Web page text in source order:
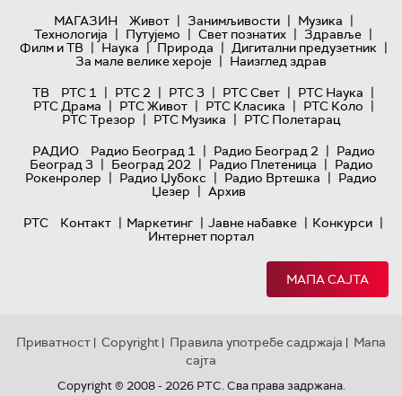
МАГАЗИН
Живот | Занимљивости | Музика |
Технологијa | Путујемо | Свет познатих | Здравље |
Филм и ТВ | Наука | Природа | Дигитални предузетник |
За мале велике хероје | Наизглед здрав
ТВ
РТС 1 | РТС 2 | РТС 3 | РТС Свет | РТС Наука |
РТС Драма | РТС Живот | РТС Класика | РТС Коло |
РТС Трезор | РТС Музика | РТС Полетарац
РАДИО
Радио Београд 1 | Радио Београд 2 | Радио
Београд 3 | Београд 202 | Радио Плетеница | Радио
Рокенролер | Радио Џубокс | Радио Вртешка | Радио
Џезер | Архив
РТС
Контакт | Маркетинг | Јавне набавке | Конкурси |
Интернет портал
МАПА САЈТА
Приватност | Copyright | Правила употребе садржаја | Мапа
сајта
Copyright © 2008 - 2026 РТС. Сва права задржана.